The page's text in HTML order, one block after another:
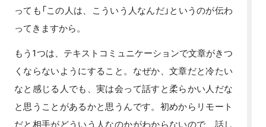
っても「この人は、こういう人なんだ」というのが伝わ
ってきますから。
もう1つは、テキストコミュニケーションで文章がきつ
くならないようにすること。なぜか、文章だと冷たい
なと感じる人でも、実は会って話すと柔らかい人だな
と思うことがあるかと思うんです。初めからリモート
だと相手がどういう人なのかがわからないので、話し